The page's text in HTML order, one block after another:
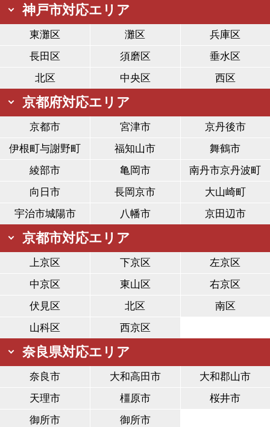
神戸市対応エリア
東灘区 灘区
兵庫区
長田区
須磨区
垂水区
北区
中央区 西区
京都府対応エリア
京都市 宮津市
京丹後市
伊根町与謝野町
福知山市
舞鶴市
綾部市
亀岡市
南丹市京丹波町
向日市
長岡京市
大山崎町
宇治市城陽市
八幡市 京田辺市
京都市対応エリア
上京区 下京区
左京区
中京区
東山区
右京区
伏見区
北区
南区
山科区
西京区
奈良県対応エリア
奈良市 大和高田市
大和郡山市
天理市
橿原市
桜井市
御所市
御所市